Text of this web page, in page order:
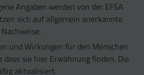
Angaben werden von der EFSA
sich auf allgemein anerkannte
und Wirkungen für den Menschen
dass sie hier Erwähnung finden. Die
aktualisiert.